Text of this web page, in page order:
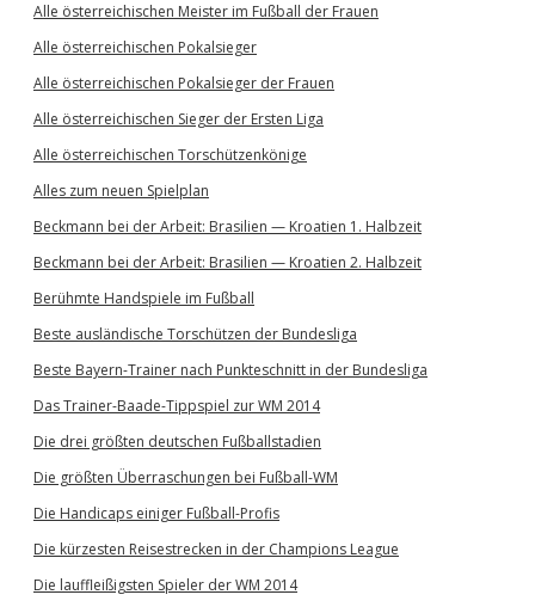
Alle österreichischen Meister im Fußball der Frauen
Alle österreichischen Pokalsieger
Alle österreichischen Pokalsieger der Frauen
Alle österreichischen Sieger der Ersten Liga
Alle österreichischen Torschützenkönige
Alles zum neuen Spielplan
Beckmann bei der Arbeit: Brasilien — Kroatien 1. Halbzeit
Beckmann bei der Arbeit: Brasilien — Kroatien 2. Halbzeit
Berühmte Handspiele im Fußball
Beste ausländische Torschützen der Bundesliga
Beste Bayern-Trainer nach Punkteschnitt in der Bundesliga
Das Trainer-Baade-Tippspiel zur WM 2014
Die drei größten deutschen Fußballstadien
Die größten Überraschungen bei Fußball-WM
Die Handicaps einiger Fußball-Profis
Die kürzesten Reisestrecken in der Champions League
Die lauffleißigsten Spieler der WM 2014